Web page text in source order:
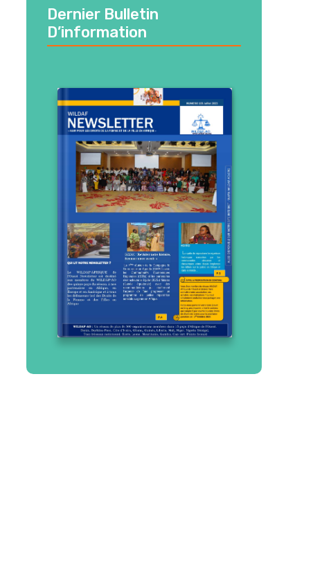
Dernier Bulletin
D’information